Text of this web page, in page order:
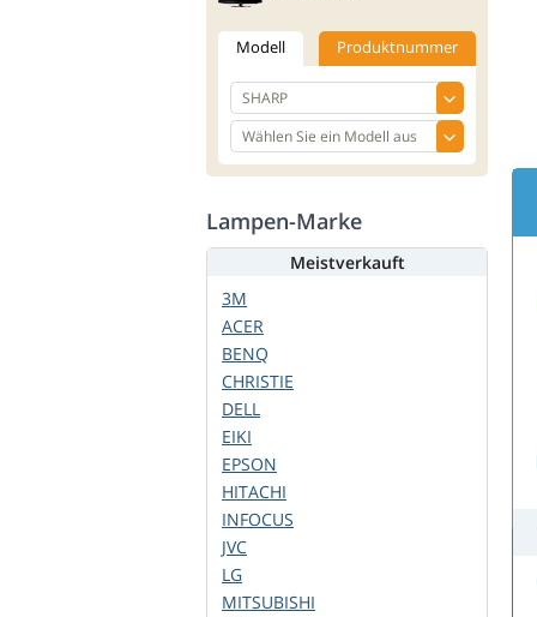
Modell Produktnummer
Lampen-Marke
Meistverkauft
3M
ACER
BENQ
CHRISTIE
DELL
EIKI
EPSON
HITACHI
INFOCUS
JVC
LG
MITSUBISHI